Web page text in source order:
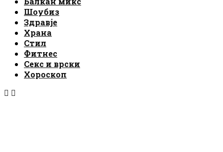
Шоубиз
Здравје
Храна
Стил
Фитнес
Секс и врски
Хороскоп